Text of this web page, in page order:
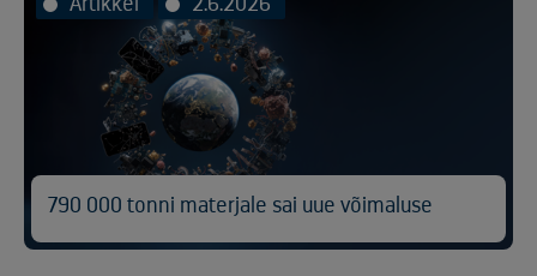
790 000 tonni materjale sai uue võimaluse